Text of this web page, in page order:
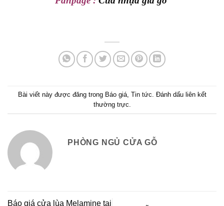
Bài viết này được đăng trong Báo giá, Tin tức . Đánh dấu liên kết
thường trực
PHÒNG NGỦ CỬA GỖ
Báo giá cửa lùa Melamine tại